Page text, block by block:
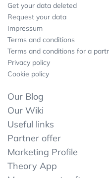
Get your data deleted
Request your data
Impressum
Terms and conditions
Terms and conditions for a
Privacy policy
Cookie policy
Our Blog
Our Wiki
Useful links
Partner offer
Marketing Profile
Theory App